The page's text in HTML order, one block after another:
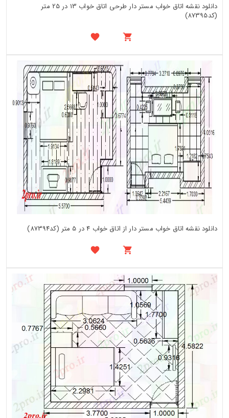
دانلود نقشه اتاق خواب مستر دار طرحی اتاق خواب 13 در 25 متر
(کد87395)
دانلود نقشه اتاق خواب مستر دار از اتاق خواب 4 در 5 متر (کد87394)